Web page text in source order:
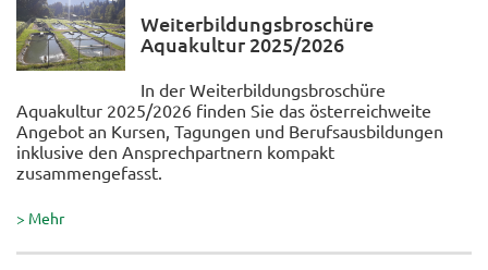
Weiterbildungsbroschüre
Aquakultur 2025/2026
In der Weiterbildungsbroschüre
Aquakultur 2025/2026 finden Sie das österreichweite
Angebot an Kursen, Tagungen und Berufsausbildungen
inklusive den Ansprechpartnern kompakt
zusammengefasst.
> Mehr